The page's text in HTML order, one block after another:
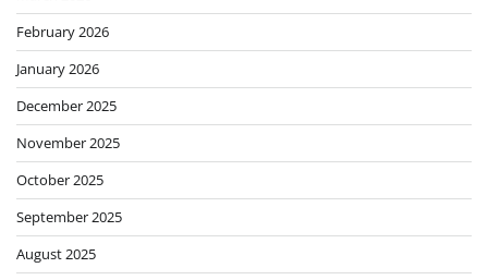
February 2026
January 2026
December 2025
November 2025
October 2025
September 2025
August 2025